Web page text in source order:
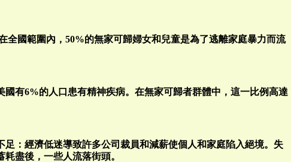
全國範圍內，50%的無家可歸婦女和兒童是為了逃離家庭暴力而流
國有6%的人口患有精神疾病。在無家可歸者群體中，這一比例高達
足：經濟低迷導致許多公司裁員和減薪使個人和家庭陷入絕境。失
耗盡後，一些人流落街頭。